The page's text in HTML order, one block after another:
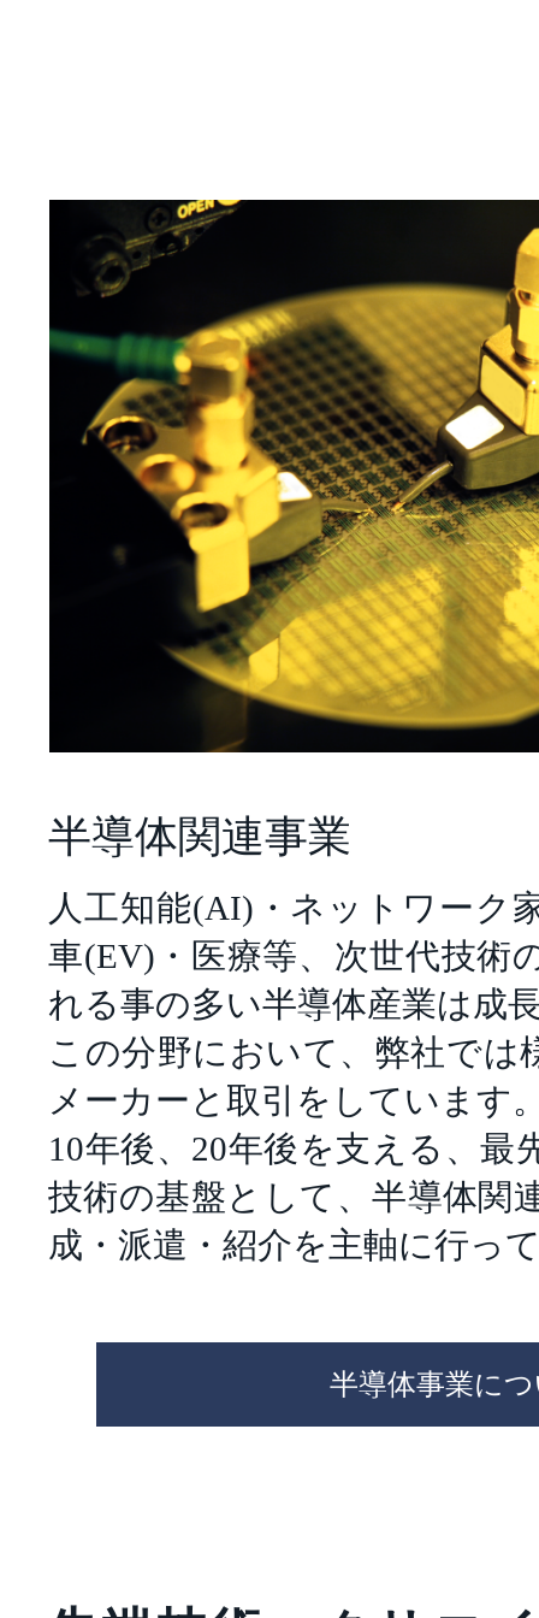
半導体関連事業
人工知能(AI)・ネットワーク
車(EV)・医療等、次世代技術
れる事の多い半導体産業は成
この分野において、弊社では
メーカーと取引をしています
10年後、20年後を支える、最
技術の基盤として、半導体関
成・派遣・紹介を主軸に行っ
半導体事業に